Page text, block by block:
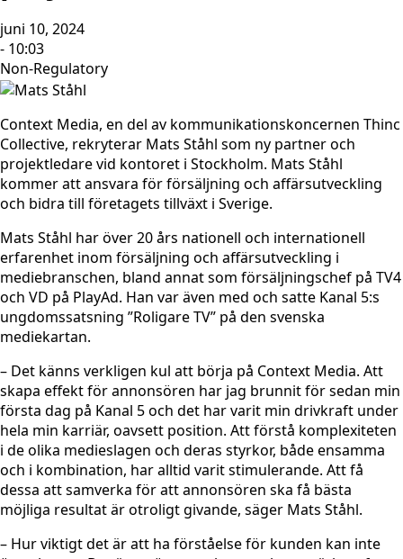
juni 10, 2024
- 10:03
Non-Regulatory
Context Media, en del av kommunikationskoncernen Thinc
Collective, rekryterar Mats Ståhl som ny partner och
projektledare vid kontoret i Stockholm. Mats Ståhl
kommer att ansvara för försäljning och affärsutveckling
och bidra till företagets tillväxt i Sverige.
Mats Ståhl har över 20 års nationell och internationell
erfarenhet inom försäljning och affärsutveckling i
mediebranschen, bland annat som försäljningschef på TV4
och VD på PlayAd. Han var även med och satte Kanal 5:s
ungdomssatsning ”Roligare TV” på den svenska
mediekartan.
– Det känns verkligen kul att börja på Context Media. Att
skapa effekt för annonsören har jag brunnit för sedan min
första dag på Kanal 5 och det har varit min drivkraft under
hela min karriär, oavsett position. Att förstå komplexiteten
i de olika medieslagen och deras styrkor, både ensamma
och i kombination, har alltid varit stimulerande. Att få
dessa att samverka för att annonsören ska få bästa
möjliga resultat är otroligt givande, säger Mats Ståhl.
– Hur viktigt det är att ha förståelse för kunden kan inte